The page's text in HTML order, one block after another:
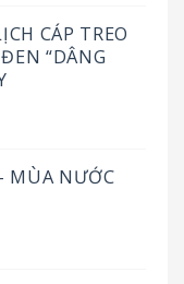
CÁP TREO
“DÂNG
MÙA NƯỚC